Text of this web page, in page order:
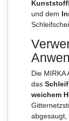
und dem
Die MIRKA
das
weichem
abgesaugt,